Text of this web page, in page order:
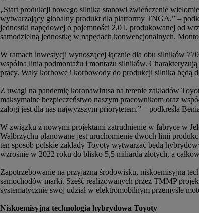
„Start produkcji nowego silnika stanowi zwieńczenie
wytwarzający globalny produkt dla platformy TNGA.” –
jednostki napędowej o pojemności 2,0 l, produkowanej od
samodzielną jednostkę w napędach konwencjonalnych.
W ramach inwestycji wynoszącej łącznie dla obu silników
wspólna linia podmontażu i montażu silników.
pracy. Wały korbowe i korbowody do produkcji silnika będą
Z uwagi na pandemię koronawirusa na terenie zakładów
maksymalne bezpieczeństwo naszym pracownikom oraz
załogi jest dla nas najwyższym priorytetem.” – podkreśla
W związku z nowymi projektami zatrudnienie w fabryce w
Wałbrzychu planowane jest uruchomienie dwóch linii
ten sposób polskie zakłady Toyoty wytwarzać będą
wzrośnie w 2022 roku do blisko 5,5 miliarda złotych, a
Zapotrzebowanie na przyjazną środowisku, niskoemisyjną
samochodów marki. Sześć realizowanych przez TMMP
systematycznie swój udział w elektromobilnym przemyśle
Niskoemisyjna technologia hybrydowa Toyoty